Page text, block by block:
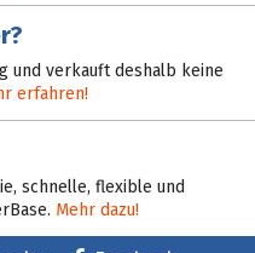
und verkauft deshalb keine
erfahren!
schnelle, flexible und
Mehr dazu!